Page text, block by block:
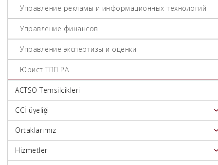
Управление рекламы и информационных технологий
Управление финансов
Управление экспертизы и оценки
Юрист ТПП РА
ACTSO Temsilcikleri
CCİ üyeliği
Ortaklarımız
Hizmetler